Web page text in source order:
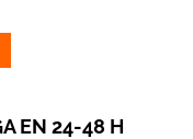
EN 24-48 H